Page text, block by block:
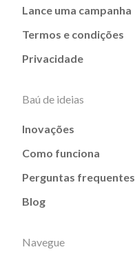
Lance uma campanha
Termos e condições
Privacidade
Baú de ideias
Inovações
Como funciona
Perguntas frequentes
Blog
Navegue